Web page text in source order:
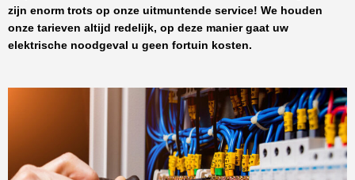
zijn enorm trots op onze uitmuntende service! We houden
onze tarieven altijd redelijk, op deze manier gaat uw
elektrische noodgeval u geen fortuin kosten.